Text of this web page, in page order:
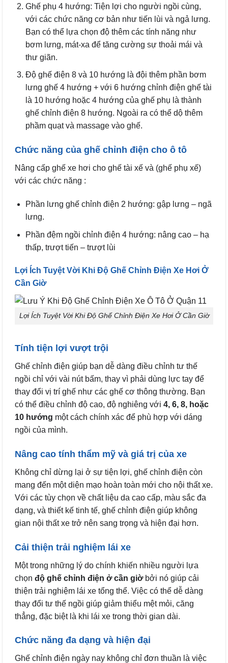
Ghế phụ 4 hướng: Tiện lợi cho người ngồi cùng,
với các chức năng cơ bản như tiến lùi và ngả lưng.
Bạn có thể lựa chọn độ thêm các tính năng như
bơm lưng, mát-xa để tăng cường sự thoải mái và
thư giãn.
Độ ghế điện 8 và 10 hướng là đội thêm phần bơm
lưng ghế 4 hướng + với 6 hướng chỉnh điện ghế tài
là 10 hướng hoặc 4 hướng của ghế phụ là thành
ghế chỉnh điện 8 hướng. Ngoài ra có thể dộ thêm
phầm quạt và massage vào ghế.
Chức năng của ghế chỉnh điện cho ô tô
Nâng cấp ghế xe hơi cho ghế tài xế và (ghế phụ xế)
với các chức năng :
Phần lưng ghế chỉnh điện 2 hướng: gập lưng – ngã
lưng.
Phần đệm ngồi chỉnh điện 4 hướng: nâng cao – hạ
thấp, trượt tiến – trượt lùi
Lợi Ích Tuyệt Vời Khi Độ Ghế Chỉnh Điện Xe Hơi Ở
Cần Giờ
Lợi Ích Tuyệt Vời Khi Độ Ghế Chỉnh Điện Xe Hơi Ở Cần Giờ
Tính tiện lợi vượt trội
Ghế chỉnh điện giúp bạn dễ dàng điều chỉnh tư thế
ngồi chỉ với vài nút bấm, thay vì phải dùng lực tay để
thay đổi vị trí ghế như các ghế cơ thông thường. Bạn
có thể điều chỉnh độ cao, độ nghiêng với 4, 6, 8, hoặc
10 hướng một cách chính xác để phù hợp với dáng
ngồi của mình.
Nâng cao tính thẩm mỹ và giá trị của xe
Không chỉ dừng lại ở sự tiện lợi, ghế chỉnh điện còn
mang đến một diện mạo hoàn toàn mới cho nội thất xe.
Với các tùy chọn về chất liệu da cao cấp, màu sắc đa
dạng, và thiết kế tinh tế, ghế chỉnh điện giúp không
gian nội thất xe trở nên sang trọng và hiện đại hơn.
Cải thiện trải nghiệm lái xe
Một trong những lý do chính khiến nhiều người lựa
chọn độ ghế chỉnh điện ở cần giờbởi nó giúp cải
thiện trải nghiệm lái xe tổng thể. Việc có thể dễ dàng
thay đổi tư thế ngồi giúp giảm thiểu mệt mỏi, căng
thẳng, đặc biệt là khi lái xe trong thời gian dài.
Chức năng đa dạng và hiện đại
Ghế chỉnh điện ngày nay không chỉ đơn thuần là việc